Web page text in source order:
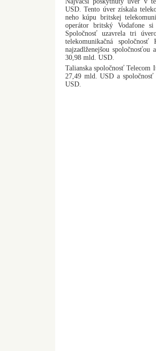
USD. Tento úver získala
neho kúpu britskej
operátor britský Vodafone
Spoločnosť uzavrela tri
telekomunikačná
najzadlženejšou
30,98 mld. USD.
Talianska spoločnosť
27,49 mld. USD a
USD.